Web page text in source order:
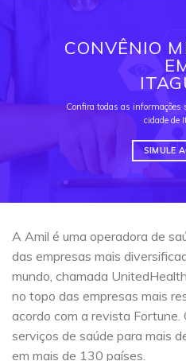
CONVÊNIO
Confira todas as informações
cidade de
SIMULE
A Amil é uma operadora de
das empresas mais
mundo, chamada
no topo das empresas mais
acordo com a revista Fortune.
serviços de saúde para mais
em mais de 130 países.